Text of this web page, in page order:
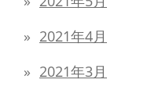
2021年4月
2021年3月